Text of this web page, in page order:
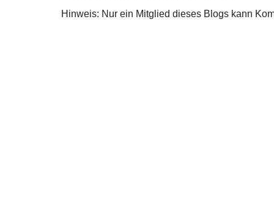
Hinweis: Nur ein Mitglied dieses Blogs kann